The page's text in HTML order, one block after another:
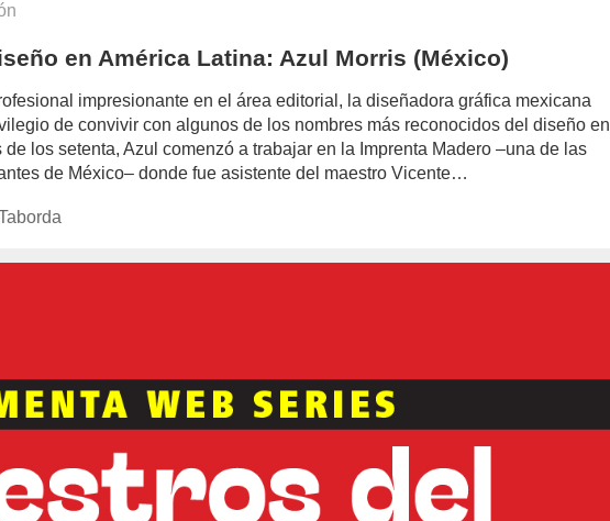
en América Latina: Azul Morris (México)
impresionante en el área editorial, la diseñadora gráfica mexicana
de convivir con algunos de los nombres más reconocidos del diseño en
los setenta, Azul comenzó a trabajar en la Imprenta Madero –una de las
de México– donde fue asistente del maestro Vicente…
author/felipe-